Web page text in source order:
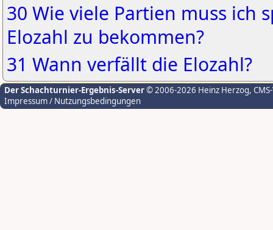
30 Wie viele Partien muss ich
Elozahl zu bekommen?
31 Wann verfällt die Elozahl?
Der Schachturnier-Ergebnis-Server© 2006-2026 Heinz Herzog,
Impressum / Nutzungsbedingungen